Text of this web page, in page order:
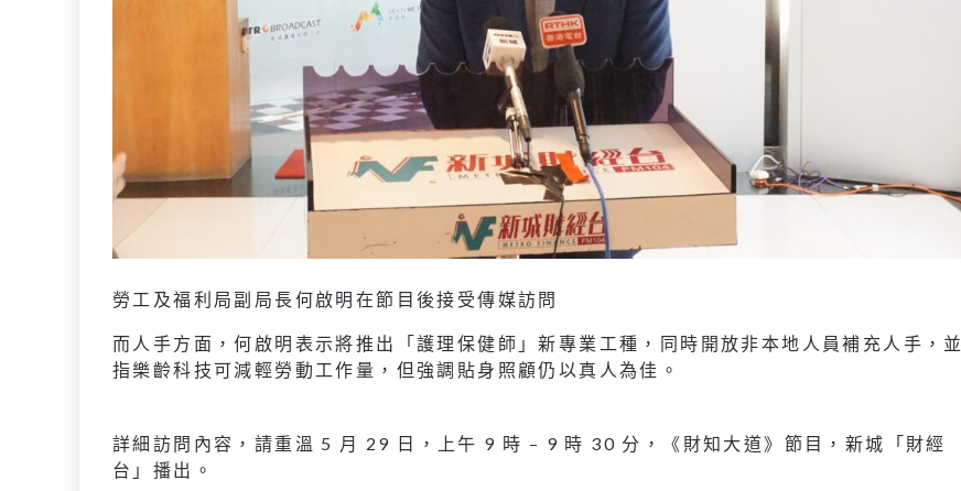
勞工及福利局副局長何啟明在節目後接受傳媒訪問
而人手方面，何啟明表示將推出「護理保健師」新專業工種，同時開放非本地人員補充人手，並
指樂齡科技可減輕勞動工作量，但強調貼身照顧仍以真人為佳。
詳細訪問內容，請重溫 5 月 29 日，上午 9 時 – 9 時 30 分，《財知大道》節目，新城「財經
台」播出。